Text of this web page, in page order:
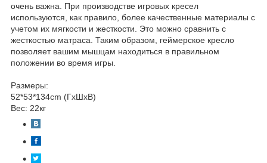
очень важна. При производстве игровых кресел
используются, как правило, более качественные материалы с
учетом их мягкости и жесткости. Это можно сравнить с
жесткостью матраса. Таким образом, геймерское кресло
позволяет вашим мышцам находиться в правильном
положении во время игры.
Размеры:
52*53*134cm (ГхШхВ)
Вес: 22кг